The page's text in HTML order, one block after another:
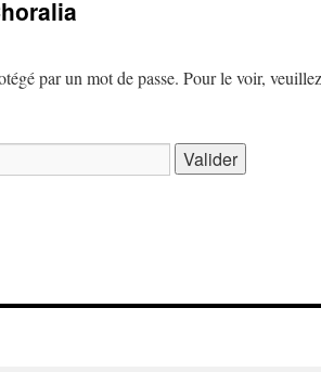
par un mot de passe. Pour le voir,